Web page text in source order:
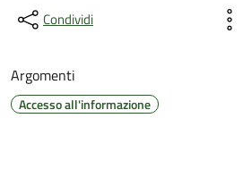
Condividi
Argomenti
Accesso all'informazione